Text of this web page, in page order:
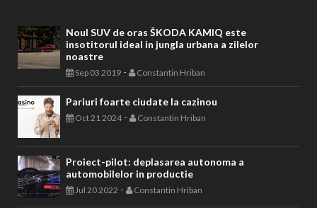
Noul SUV de oras ŠKODA KAMIQ este
insotitorul ideal in jungla urbana a zilelor
noastre
Sep 03 2019 - Constantin Hriban
Pariuri foarte ciudate la cazinou
Oct 21 2024- Constantin Hriban
Proiect-pilot: deplasarea autonoma a
automobilelor in productie
Jul 20 2022 - Constantin Hriban